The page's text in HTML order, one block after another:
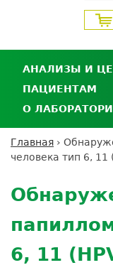
АНАЛИЗЫ И
Анализы и
Где сдать
Выезд на
ПАЦИЕНТАМ
Личный
ДМС
Усиление
О
Контроль
Документы
Вы
Главная ›
человека тип 6, 11
to
top
6, 11